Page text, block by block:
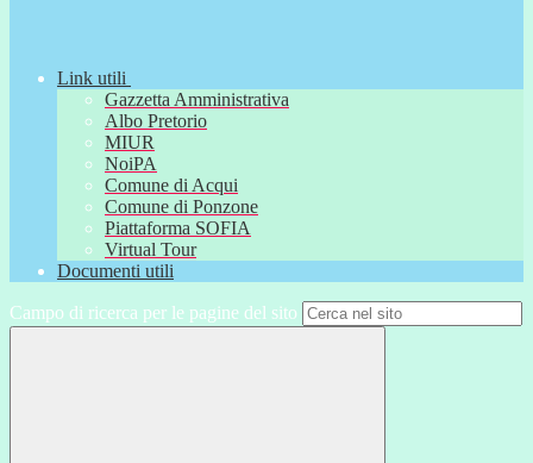
Link utili
Gazzetta Amministrativa
Albo Pretorio
MIUR
NoiPA
Comune di Acqui
Comune di Ponzone
Piattaforma SOFIA
Virtual Tour
Documenti utili
Campo di ricerca per le pagine del sito